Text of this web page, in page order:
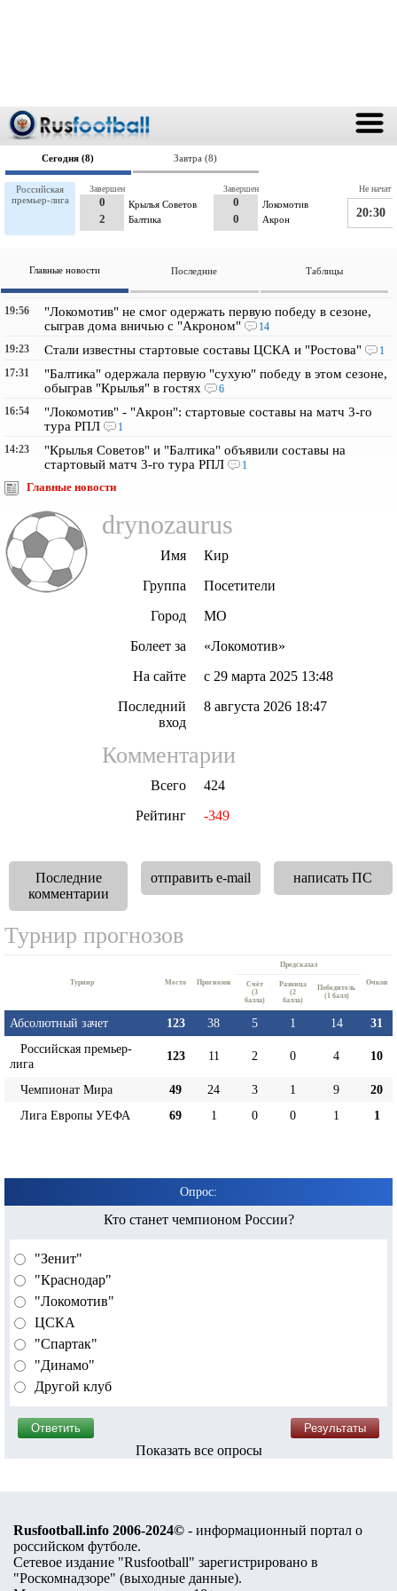
Сегодня (8) Завтра (8)
Российская
премьер-лига
Крылья Советов
0
2
Балтика
Завершен
Локомотив
0
0
Акрон
Завершен
20:30
Не начат
Главные новости Последние Таблицы
19:56
"Локомотив" не смог одержать первую победу в сезоне,
сыграв дома вничью с "Акроном"
14
19:23
Стали известны стартовые составы ЦСКА и "Ростова"
1
17:31
"Балтика" одержала первую "сухую" победу в этом сезоне,
обыграв "Крылья" в гостях
6
16:54
"Локомотив" - "Акрон": стартовые составы на матч 3-го
тура РПЛ
1
14:23
"Крылья Советов" и "Балтика" объявили составы на
стартовый матч 3-го тура РПЛ
1
Главные новости
drynozaurus
Имя
Кир
Группа
Посетители
Город
МО
Болеет за
«Локомотив»
На сайте
с 29 марта 2025 13:48
Последний
вход
8 августа 2026 18:47
Комментарии
Всего
424
Рейтинг
-349
Последние
комментарии
отправить e-mail написать ПС
Турнир прогнозов
Турнир Место Прогнозов
Предсказал
Очков
Cчёт
(3
балла)
Разница
(2
балла)
Победитель
(1 балл)
Абсолютный зачет 123 38 5 1 14
31
Российская премьер-
лига
123 11 2 0 4 10
Чемпионат Мира 49 24 3 1 9
20
Лига Европы УЕФА
69 1 0 0 1 1
Опрос:
Кто станет чемпионом России?
"Зенит"
"Краснодар"
"Локомотив"
ЦСКА
"Спартак"
"Динамо"
Другой клуб
Показать все опросы
Rusfootball.info 2006-2024© - информационный портал о
российском футболе.
Сетевое издание "Rusfootball" зарегистрировано в
"Роскомнадзоре" (выходные данные).